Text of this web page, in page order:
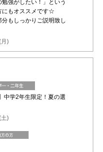
勉強がしたい！」という
にもオススメです☆
もしっかりご説明致し
)
中学2年生限定！夏の選
)